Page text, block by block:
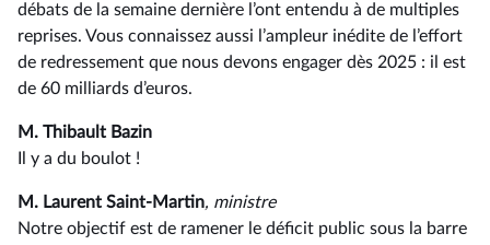
débats de la semaine dernière l’ont entendu à de multiples
reprises. Vous connaissez aussi l’ampleur inédite de l’effort
de redressement que nous devons engager dès 2025 : il est
de 60 milliards d’euros.
M. Thibault Bazin
Il y a du boulot !
M. Laurent Saint-Martin, ministre
Notre objectif est de ramener le déficit public sous la barre